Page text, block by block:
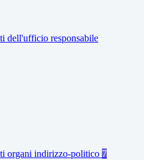
dell'ufficio responsabile
organi indirizzo-politico 7